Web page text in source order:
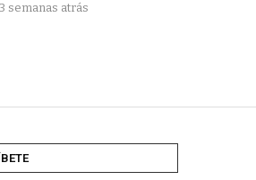
3 semanas atrás